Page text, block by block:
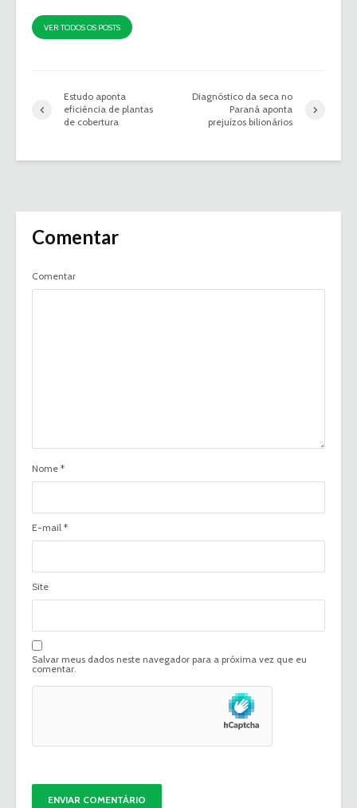
VER TODOS OS POSTS
Estudo aponta
eficiência de plantas
de cobertura
Diagnóstico da seca no
Paraná aponta
prejuízos bilionários
Comentar
Comentar
Nome *
E-mail *
Site
Salvar meus dados neste navegador para a próxima vez que eu
comentar.